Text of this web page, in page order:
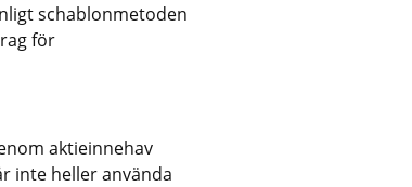
schablonmetoden
för
aktieinnehav
inte heller använda